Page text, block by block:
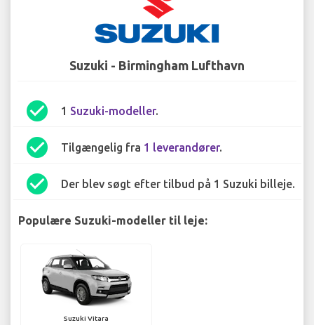
Suzuki - Birmingham Lufthavn
check_circle 1 Suzuki-modeller.
check_circle Tilgængelig fra 1 leverandører.
check_circle Der blev søgt efter tilbud på 1 Suzuki billeje.
Populære Suzuki-modeller til leje:
Suzuki Vitara